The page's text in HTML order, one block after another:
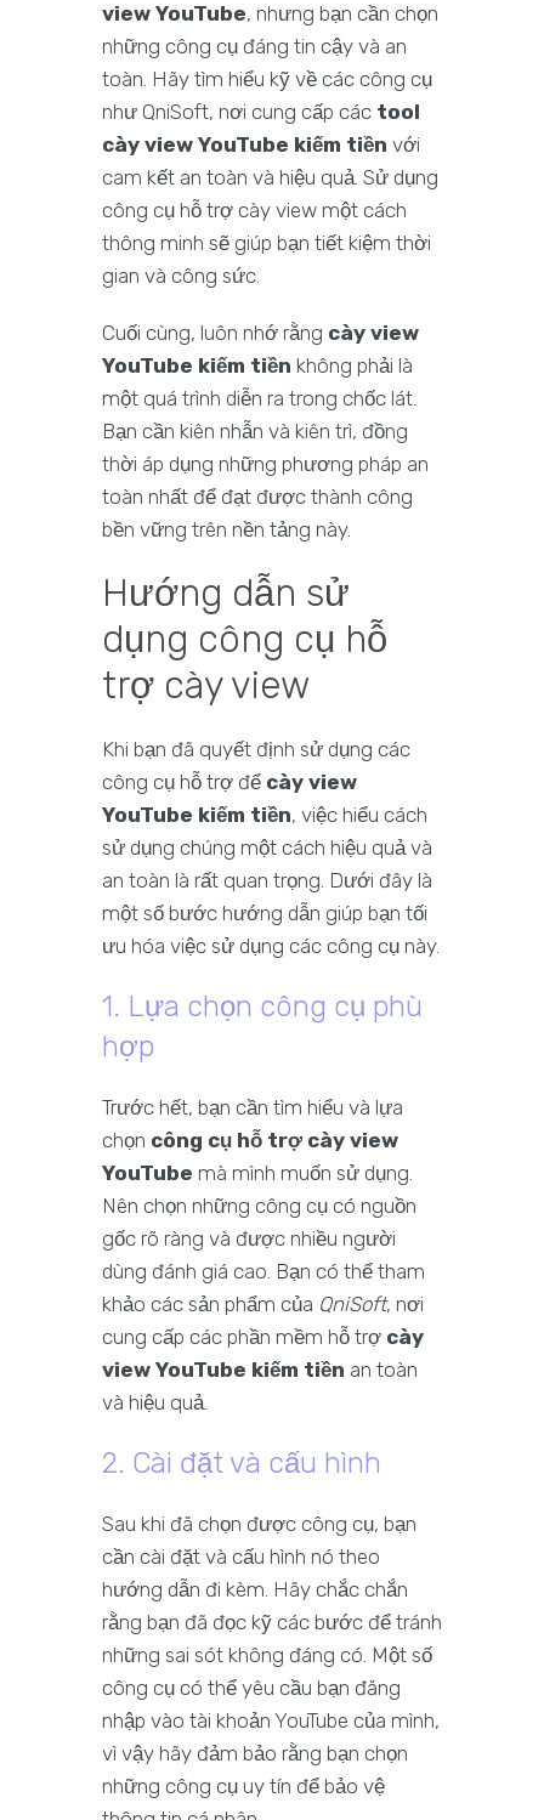
view YouTube, nhưng bạn cần chọn
những công cụ đáng tin cậy và an
toàn. Hãy tìm hiểu kỹ về các công cụ
như QniSoft, nơi cung cấp các tool
cày view YouTube kiếm tiền với
cam kết an toàn và hiệu quả. Sử dụng
công cụ hỗ trợ cày view một cách
thông minh sẽ giúp bạn tiết kiệm thời
gian và công sức.
Cuối cùng, luôn nhớ rằng cày view
YouTube kiếm tiền không phải là
một quá trình diễn ra trong chốc lát.
Bạn cần kiên nhẫn và kiên trì, đồng
thời áp dụng những phương pháp an
toàn nhất để đạt được thành công
bền vững trên nền tảng này.
Hướng dẫn sử
dụng công cụ hỗ
trợ cày view
Khi bạn đã quyết định sử dụng các
công cụ hỗ trợ để cày view
YouTube kiếm tiền, việc hiểu cách
sử dụng chúng một cách hiệu quả và
an toàn là rất quan trọng. Dưới đây là
một số bước hướng dẫn giúp bạn tối
ưu hóa việc sử dụng các công cụ này.
1. Lựa chọn công cụ phù
hợp
Trước hết, bạn cần tìm hiểu và lựa
chọn công cụ hỗ trợ cày view
YouTube mà mình muốn sử dụng.
Nên chọn những công cụ có nguồn
gốc rõ ràng và được nhiều người
dùng đánh giá cao. Bạn có thể tham
khảo các sản phẩm của QniSoft, nơi
cung cấp các phần mềm hỗ trợ cày
view YouTube kiếm tiền an toàn
và hiệu quả.
2. Cài đặt và cấu hình
Sau khi đã chọn được công cụ, bạn
cần cài đặt và cấu hình nó theo
hướng dẫn đi kèm. Hãy chắc chắn
rằng bạn đã đọc kỹ các bước để tránh
những sai sót không đáng có. Một số
công cụ có thể yêu cầu bạn đăng
nhập vào tài khoản YouTube của mình,
vì vậy hãy đảm bảo rằng bạn chọn
những công cụ uy tín để bảo vệ